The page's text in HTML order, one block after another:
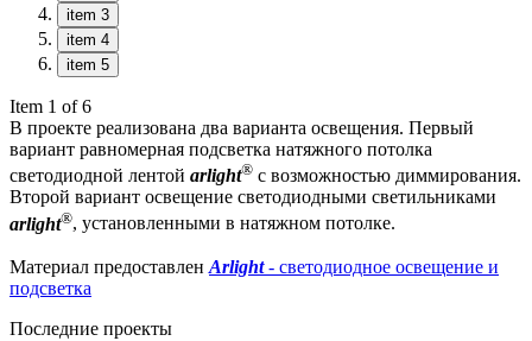
item 3
item 4
item 5
Item 1 of 6
В проекте реализована два варианта освещения. Первый
вариант равномерная подсветка натяжного потолка
светодиодной лентой arlight® с возможностью диммирования.
Второй вариант освещение светодиодными светильниками
arlight®, установленными в натяжном потолке.
Материал предоставлен Arlight- светодиодное освещение и
подсветка
Последние проекты